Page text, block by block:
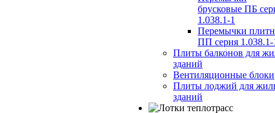
брусковые ПБ
1.038.1-1
Перемычки
ПП серия 1.038.1-
Плиты балконов для
зданий
Вентиляционные блоки
Плиты лоджий для
зданий